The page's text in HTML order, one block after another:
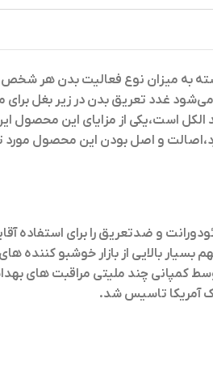
به میزان نوع فعالیت بدن هر شخص
غدد تعریق بدن در زیر بغل
و اصل بودن این محصول مورد
و ضدتعریق را برای استفاده
بالایی از بازار خوشبو کننده
استیک توسط کمپانی چند ملیتی مراقبت